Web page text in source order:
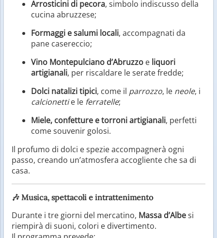
Arrosticini di pecora, simbolo indiscusso della
cucina abruzzese;
Formaggi e salumi locali, accompagnati da
pane casereccio;
Vino Montepulciano d’Abruzzo e liquori
artigianali, per riscaldare le serate fredde;
Dolci natalizi tipici, come il parrozzo, le neole, i
calcionettie le ferratelle;
Miele, confetture e torroni artigianali, perfetti
come souvenir golosi.
Il profumo di dolci e spezie accompagnerà ogni
passo, creando un’atmosfera accogliente che sa di
casa.
🎶 Musica, spettacoli e intrattenimento
Durante i tre giorni del mercatino, Massa d’Albesi
riempirà di suoni, colori e divertimento.